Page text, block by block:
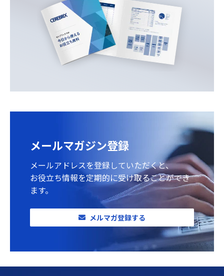
メールマガジン登録
メールアドレスを登録していただくと、
お役立ち情報を定期的に受け取ることができ
ます。
メルマガ登録する